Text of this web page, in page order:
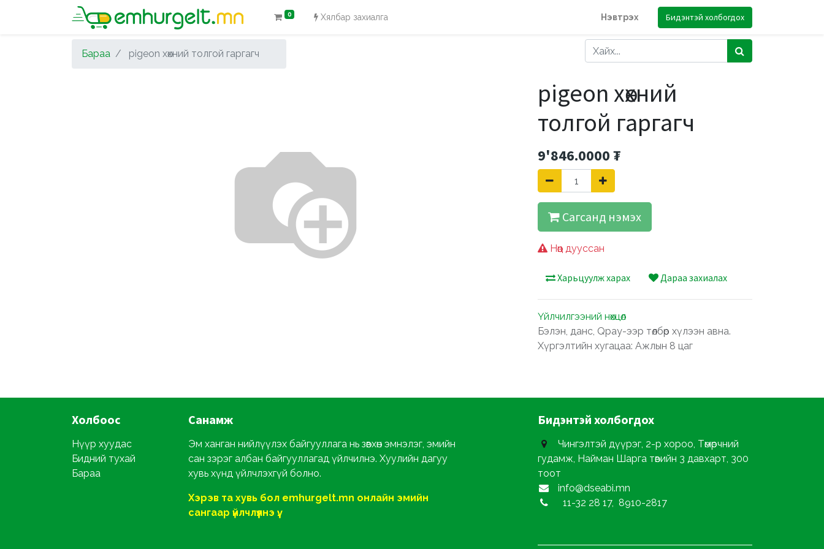
0 Хялбар захиалга Нэвтрэх Бидэнтэй холбогдох
Бараа pigeon хөхний толгой гаргагч
pigeon хөхний
толгой гаргагч
9'846.0000₮
Сагсанд нэмэх
Нөөц дууссан
Харьцуулж харах Дараа захиалах
Үйлчилгээний нөхцөл
Бэлэн, данс, Qpay-ээр төлбөр хүлээн авна.
Хүргэлтийн хугацаа: Ажлын 8 цаг
Холбоос
Нүүр хуудас
Бидний тухай
Бараа
Санамж
Эм ханган нийлүүлэх байгууллага нь зөвхөн эмнэлэг, эмийн
сан зэрэг албан байгууллагад үйлчилнэ. Хуулийн дагуу
хувь хүнд үйлчлэхгүй болно.
Хэрэв та хувь бол emhurgelt.mn онлайн эмийн
сангаар үйлчлүүлнэ үү.
Бидэнтэй холбогдох
Чингэлтэй дүүрэг, 2-р хороо, Төмөрчний
гудамж, Найман Шарга төвийн 3 давхарт, 300
тоот
info@dseabi.mn
11-32 28 17, 8910-2817